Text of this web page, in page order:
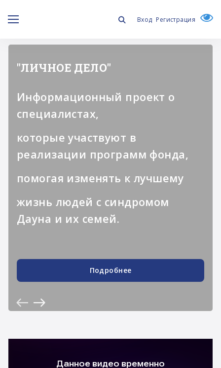
Вход Регистрация
"ЛИЧНОЕ ДЕЛО"
Информационный проект о
специалистах,
которые участвуют в
реализации программ фонда,
помогая изменять к лучшему
жизнь людей с синдромом
Дауна и их семей.
Подробнее